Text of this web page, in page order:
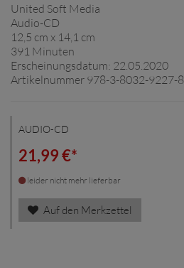
United Soft Media
Audio-CD
12,5 cm x 14,1 cm
391 Minuten
Erscheinungsdatum: 22.05.2020
Artikelnummer 978-3-8032-9227-8
AUDIO-CD
21,99 €*
leider nicht mehr lieferbar
Auf den Merkzettel